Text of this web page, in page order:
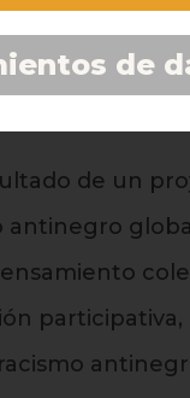
de un
antinegro
de